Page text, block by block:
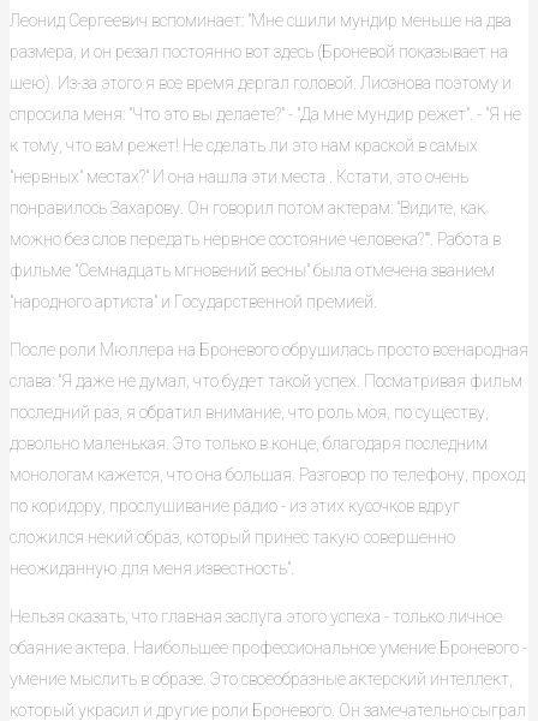
Леонид Сергеевич вспоминает: "Мне сшили мундир меньше на два
размера, и он резал постоянно вот здесь (Броневой показывает на
шею). Из-за этого я все время дергал головой. Лиознова поэтому и
спросила меня: "Что это вы делаете?" - "Да мне мундир режет". - "Я не
к тому, что вам режет! Не сделать ли это нам краской в самых
"нервных" местах?" И она нашла эти места . Кстати, это очень
понравилось Захарову. Он говорил потом актерам: "Видите, как
можно без слов передать нервное состояние человека?"". Работа в
фильме "Семнадцать мгновений весны" была отмечена званием
"народного артиста" и Государственной премией.
После роли Мюллера на Броневого обрушилась просто всенародная
слава: "Я даже не думал, что будет такой успех. Посматривая фильм
последний раз, я обратил внимание, что роль моя, по существу,
довольно маленькая. Это только в конце, благодаря последним
монологам кажется, что она большая. Разговор по телефону, проход
по коридору, прослушивание радио - из этих кусочков вдруг
сложился некий образ, который принес такую совершенно
неожиданную для меня известность".
Нельзя сказать, что главная заслуга этого успеха - только личное
обаяние актера. Наибольшее профессиональное умение Броневого -
умение мыслить в образе. Это своеобразные актерский интеллект,
который украсил и другие роли Броневого. Он замечательно сыграл